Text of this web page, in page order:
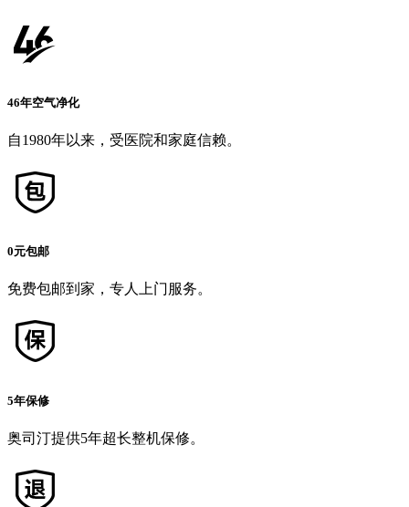
46年空气净化
自1980年以来，受医院和家庭信赖。
0元包邮
免费包邮到家，专人上门服务。
5年保修
奥司汀提供5年超长整机保修。